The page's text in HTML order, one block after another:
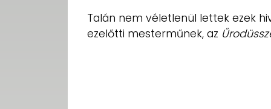
Talán nem véletlenül lettek ezek
ezelőtti mesterműnek, az